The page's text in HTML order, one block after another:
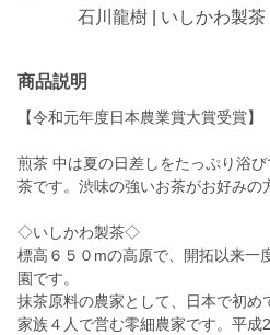
石川龍樹 | いしかわ製茶
商品説明
【令和元年度日本農業賞大賞受賞】
煎茶 中は夏の日差しをたっぷり浴
茶です。渋味の強いお茶がお好みの
◇いしかわ製茶◇
標高６５０mの高原で、開拓以来一
園です。
抹茶原料の農家として、日本で初め
家族４人で営む零細農家です。平成